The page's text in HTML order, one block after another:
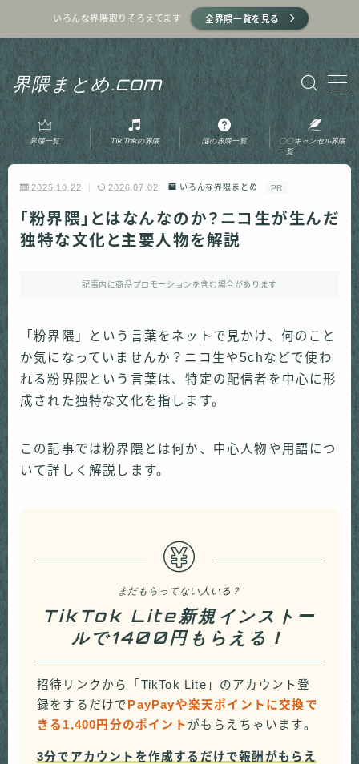
いろんな界隈取りそろえてます 全界隈一覧を見る
界隈まとめ.com
MENU
ホーム
プライバシーポリシー
運営者情報
お問い合わせ
界隈一覧 TikTokの界隈 謎の界隈一覧
〇〇キャンセル界隈
一覧
2025.10.22 2026.07.02 いろんな界隈まとめ PR
「粉界隈」とはなんなのか？ニコ生が生んだ
独特な文化と主要人物を解説
記事内に商品プロモーションを含む場合があります
「粉界隈」という言葉をネットで見かけ、何のこと
か気になっていませんか？ニコ生や5chなどで使わ
れる粉界隈という言葉は、特定の配信者を中心に形
成された独特な文化を指します。
この記事では粉界隈とは何か、中心人物や用語につ
いて詳しく解説します。
まだもらってない人いる？
TikTok Lite新規インストー
ルで1400円もらえる！
招待リンクから「TikTok Lite」のアカウント登
録をするだけでPayPayや楽天ポイントに交換で
きる1,400円分のポイント がもらえちゃいます。
3分でアカウントを作成するだけで報酬がもらえ